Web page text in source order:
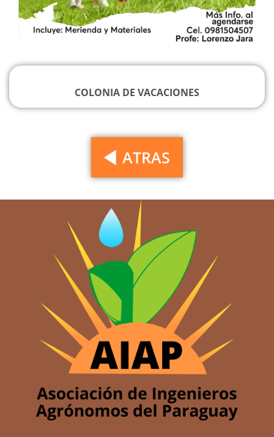
COLONIA DE VACACIONES
ATRAS